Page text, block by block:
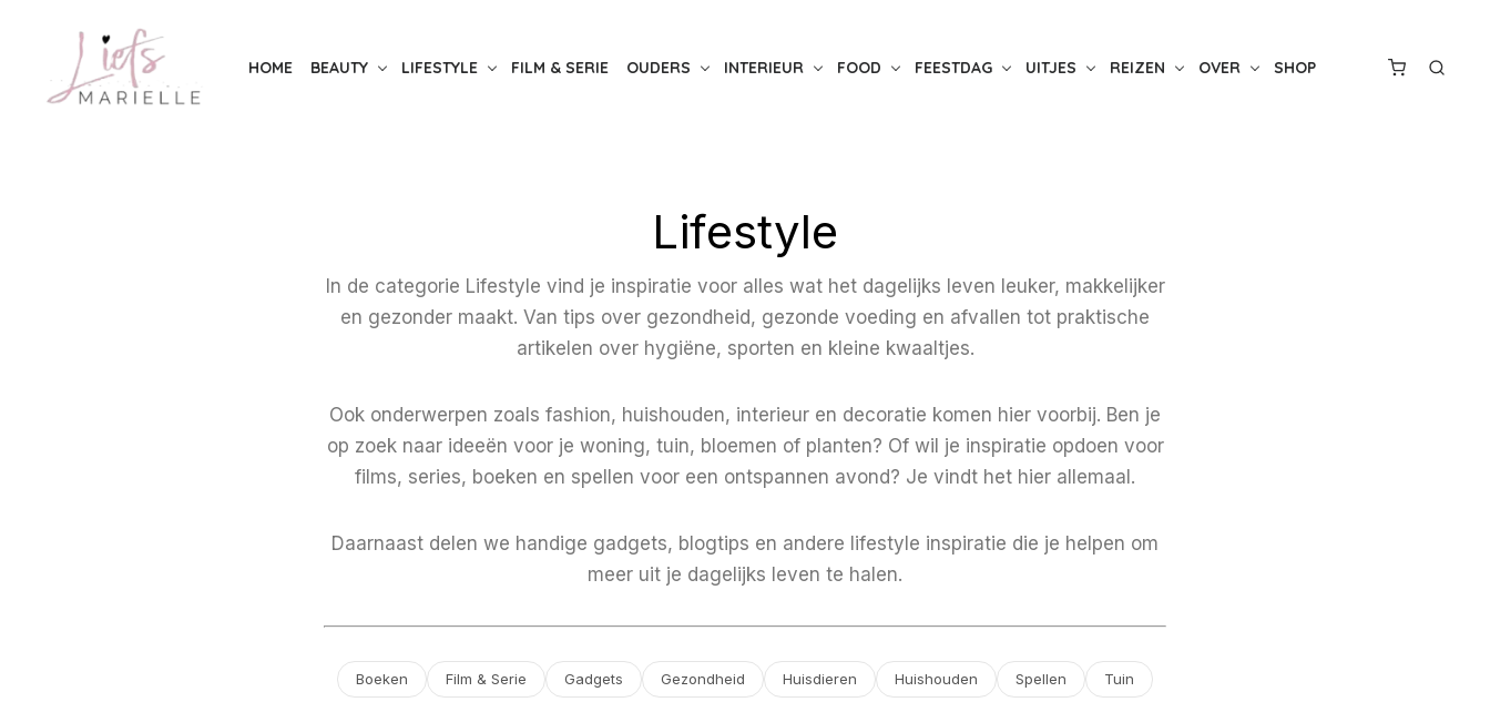
HOME BEAUTY LIFESTYLE FILM & SERIE OUDERS INTERIEUR FOOD FEESTDAG UITJES REIZEN OVER SHOP
Lifestyle
In de categorie Lifestyle vind je inspiratie voor alles wat het dagelijks leven leuker, makkelijker
en gezonder maakt. Van tips over gezondheid, gezonde voeding en afvallen tot praktische
artikelen over hygiëne, sporten en kleine kwaaltjes.
Ook onderwerpen zoals fashion, huishouden, interieur en decoratie komen hier voorbij. Ben je
op zoek naar ideeën voor je woning, tuin, bloemen of planten? Of wil je inspiratie opdoen voor
films, series, boeken en spellen voor een ontspannen avond? Je vindt het hier allemaal.
Daarnaast delen we handige gadgets, blogtips en andere lifestyle inspiratie die je helpen om
meer uit je dagelijks leven te halen.
Boeken Film & Serie Gadgets Gezondheid Huisdieren Huishouden Spellen Tuin